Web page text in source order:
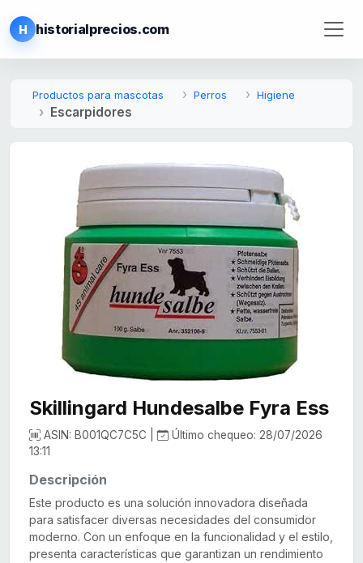
H historialprecios.com
Productos para mascotas Perros Higiene
Escarpidores
Skillingard Hundesalbe Fyra Ess
ASIN: B001QC7C5C |
Último chequeo: 28/07/2026
13:11
Descripción
Este producto es una solución innovadora diseñada
para satisfacer diversas necesidades del consumidor
moderno. Con un enfoque en la funcionalidad y el estilo,
presenta características que garantizan un rendimiento